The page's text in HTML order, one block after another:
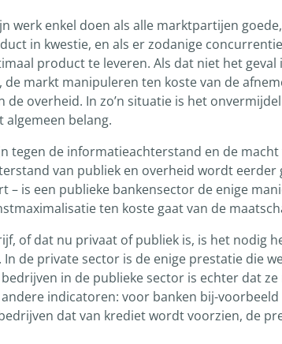
werk enkel doen als alle marktpartijen
in kwestie, en als er zodanige
product te leveren. Als dat niet het geval
markt manipuleren ten koste van de
overheid. In zo’n situatie is het
belang.
tegen de informatieachterstand en de macht
van publiek en overheid wordt eerder
is een publieke bankensector de enige
ten koste gaat van de
of dat nu privaat of publiek is, is het nodig
de private sector is de enige prestatie die
in de publieke sector is echter dat ze
indicatoren: voor banken bij-voorbeeld
dat van krediet wordt voorzien, de